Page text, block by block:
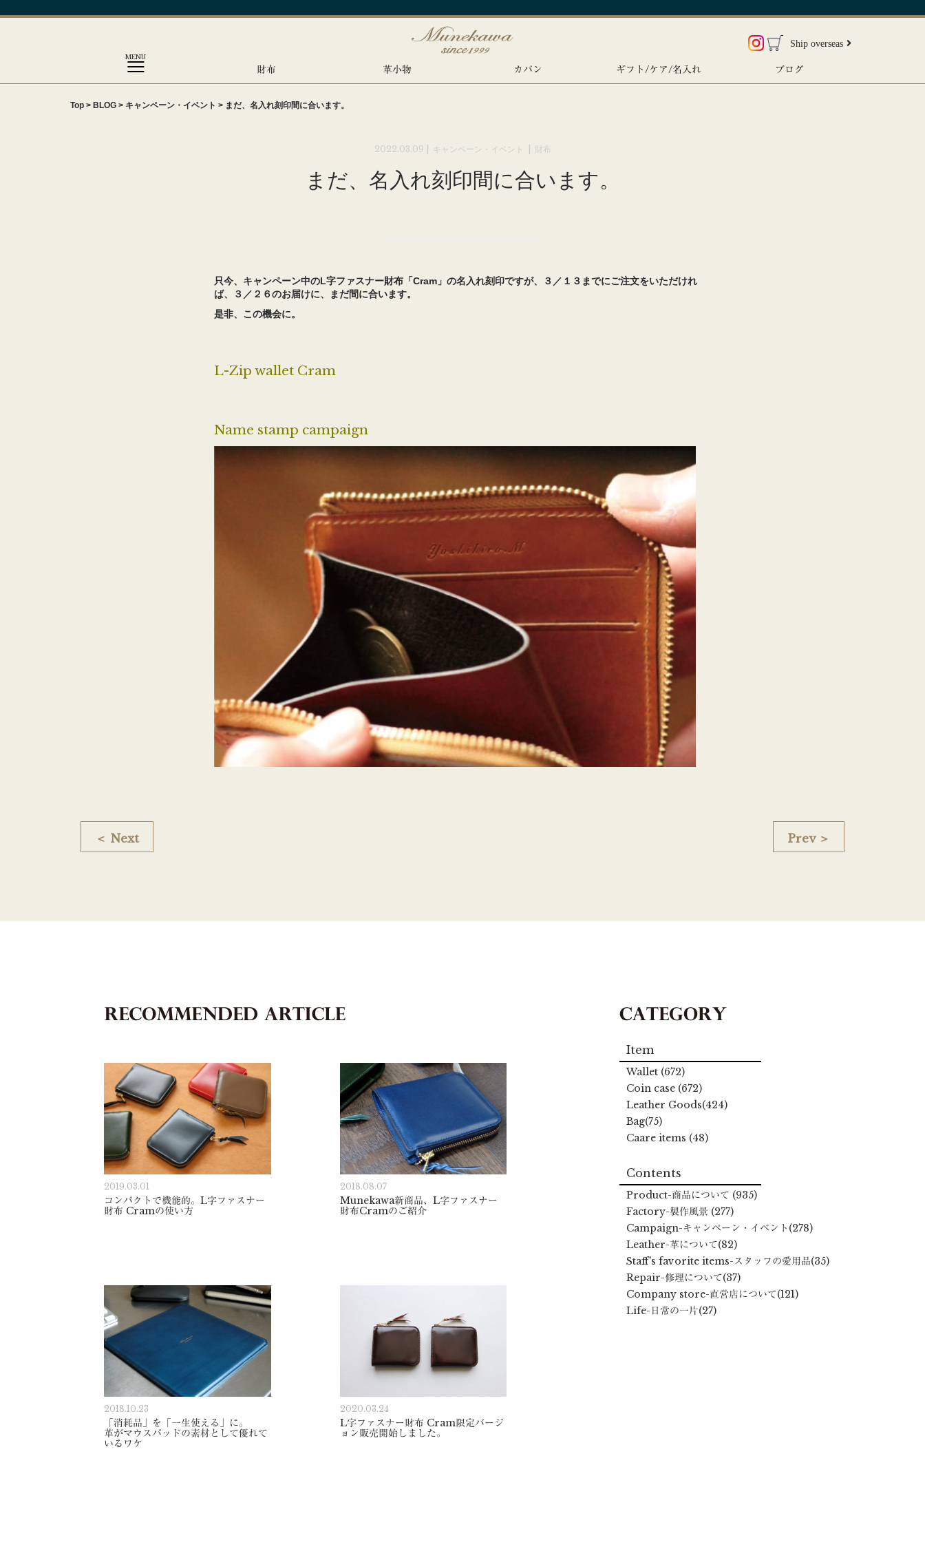
Ship overseas
MENU
財布 革小物 カバン ギフト/ケア/名入れ ブログ
Top > BLOG > キャンペーン・イベント > まだ、名入れ刻印間に合います。
2022.03.09 | キャンペーン・イベント 財布
まだ、名入れ刻印間に合います。
只今、キャンペーン中のL字ファスナー財布「Cram」の名入れ刻印ですが、３／１３までにご注文をいただけれ
ば、３／２６のお届けに、まだ間に合います。
是非、この機会に。
L-Zip wallet Cram
Name stamp campaign
＜ Next Prev ＞
2019.03.01
コンパクトで機能的。L字ファスナー
財布 Cramの使い方
2018.08.07
Munekawa新商品、L字ファスナー
財布Cramのご紹介
2018.10.23
「消耗品」を「一生使える」に。
革がマウスパッドの素材として優れて
いるワケ
2020.03.24
L字ファスナー財布 Cram限定バージ
ョン販売開始しました。
Item
Wallet (672)
Coin case (672)
Leather Goods(424)
Bag(75)
Caare items (48)
Contents
Product-商品について (935)
Factory-製作風景 (277)
Campaign-キャンペーン・イベント (278)
Leather-革について(82)
Staff's favorite items-スタッフの愛用品(35)
Repair-修理について(37)
Company store-直営店について(121)
Life-日常の一片(27)